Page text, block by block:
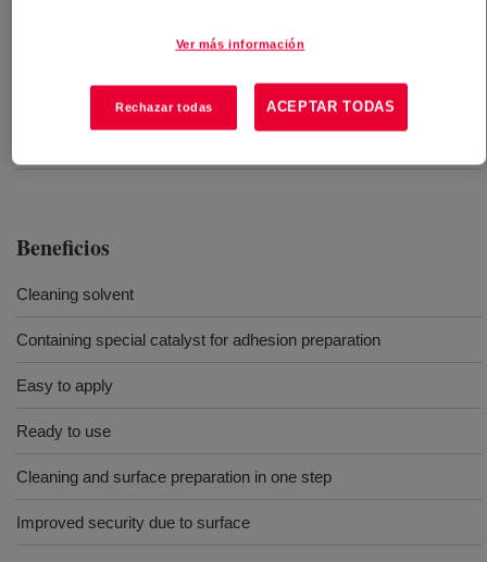
Beneficios
Cleaning solvent
Containing special catalyst for adhesion preparation
Easy to apply
Ready to use
Cleaning and surface preparation in one step
Improved security due to surface
Ver más información
Rechazar todas ACEPTAR TODAS